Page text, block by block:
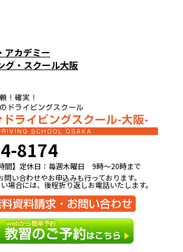
アカデミー
グ・スクール大阪
8174
間】定休日：毎週木曜日 9時〜20時まで
い合わせやお申込みも行っております。
場合には、後程折り返しお電話いたします。